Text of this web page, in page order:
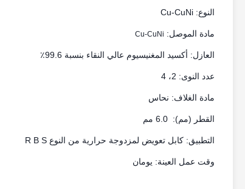
النوع: Cu-CuNi
مادة الموصل: Cu-CuNi
العازل: أكسيد المغنيسيوم عالي النقاء بنسبة 99.6٪
عدد النوى: 2، 4
مادة الغلاف: نحاس
القطر (مم): 6.0 مم
التطبيق: كابل تعويض لمزدوجة حرارية من النوع R B S
وقت عمل العينة: يومان